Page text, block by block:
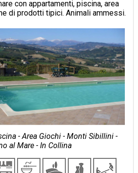
con appartamenti, piscina, area
di prodotti tipici. Animali ammessi.
- Area Giochi - Monti Sibillini -
al Mare - In Collina